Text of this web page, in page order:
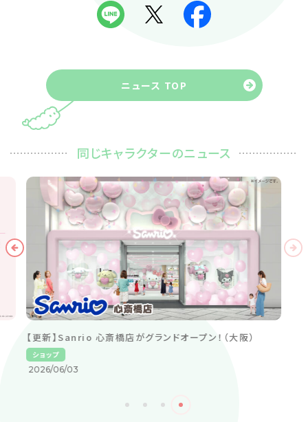
ニュース TOP
同じキャラクターのニュース
【更新】Sanrio 心斎橋店がグランドオープン！（大阪）
ショップ
2026/06/03